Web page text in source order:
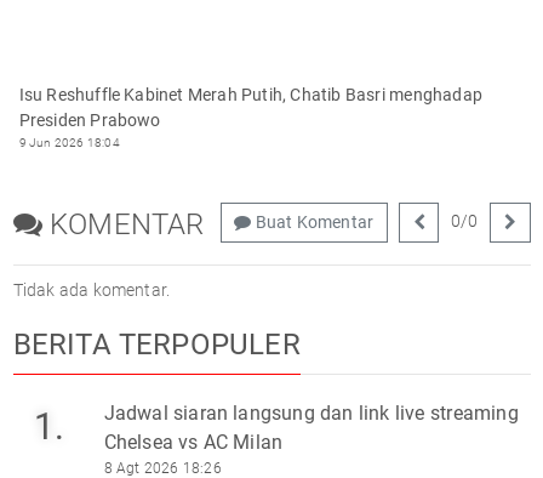
Isu Reshuffle Kabinet Merah Putih, Chatib Basri menghadap
Presiden Prabowo
9 Jun 2026 18:04
KOMENTAR Buat Komentar 0/0
Tidak ada komentar.
BERITA TERPOPULER
1.
Jadwal siaran langsung dan link live streaming
Chelsea vs AC Milan
8 Agt 2026 18:26